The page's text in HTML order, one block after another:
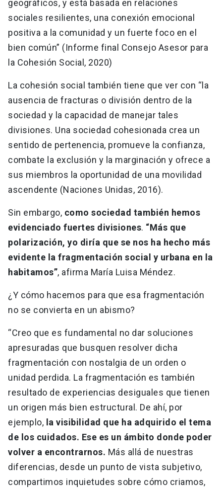
geográficos, y está basada en relaciones
sociales resilientes, una conexión emocional
positiva a la comunidad y un fuerte foco en el
bien común” (Informe final Consejo Asesor para
la Cohesión Social, 2020)
La cohesión social también tiene que ver con “la
ausencia de fracturas o división dentro de la
sociedad y la capacidad de manejar tales
divisiones. Una sociedad cohesionada crea un
sentido de pertenencia, promueve la confianza,
combate la exclusión y la marginación y ofrece a
sus miembros la oportunidad de una movilidad
ascendente (Naciones Unidas, 2016).
Sin embargo, como sociedad también hemos
evidenciado fuertes divisiones. “Más que
polarización, yo diría que se nos ha hecho más
evidente la fragmentación social y urbana en la
habitamos”, afirma María Luisa Méndez.
¿Y cómo hacemos para que esa fragmentación
no se convierta en un abismo?
“Creo que es fundamental no dar soluciones
apresuradas que busquen resolver dicha
fragmentación con nostalgia de un orden o
unidad perdida. La fragmentación es también
resultado de experiencias desiguales que tienen
un origen más bien estructural. De ahí, por
ejemplo, la visibilidad que ha adquirido el tema
de los cuidados. Ese es un ámbito donde poder
volver a encontrarnos. Más allá de nuestras
diferencias, desde un punto de vista subjetivo,
compartimos inquietudes sobre cómo criamos,